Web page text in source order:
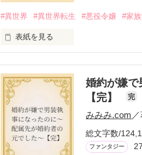
#異世界 #異世界転生 #悪役令嬢 #家
表紙を見る
番外編です。
※本編のネタバレを含みます。
2025.9.26
『Petit Chapter3 愛と呼ぶもの』を
公開しました
婚約が嫌で
【完】
完
みみみ.com
総文字数/
ファンタジー